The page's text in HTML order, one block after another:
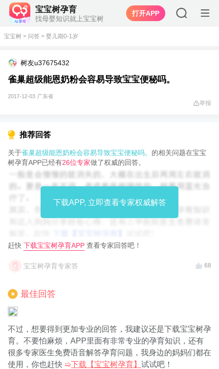
宝宝树孕育
找母婴知识就上宝宝树
打开APP
宝宝树 > 问答 > 婴儿期0-1岁
树友u37675432
雀巢超级能恩奶粉会容易导致宝宝便秘吗。
2017-12-03 广东省
举报
推荐回答
关于雀巢超级能恩奶粉会容易导致宝宝便秘吗。 的相关问题在宝宝
树孕育APP已经有26位专家做了权威的回答。
下载APP, 立即查看专家权威解答
赶快 下载宝宝树孕育APP 查看专家回答吧！
宝宝树孕育专家答 68
★ 最佳回答
不过，想要得到更加专业的回答，我建议还是下载宝宝树孕
育。不要怕麻烦，APP里面有非常专业的孕育知识，还有
很多专家医生免费语音解答孕育问题，我身边的妈妈们都在
使用，你也赶快 ➯下载【宝宝树孕育】 试试吧！